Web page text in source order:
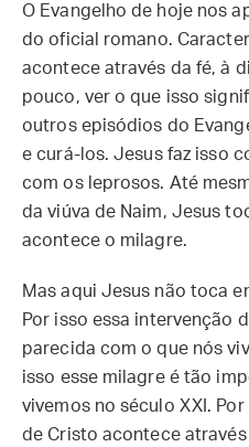
O Evangelho de hoje nos
do oficial romano.
acontece através da fé, à
pouco, ver o que isso
outros episódios do
e curá-los. Jesus faz isso
com os leprosos. Até
da viúva de Naim, Jesus
acontece o milagre.
Mas aqui Jesus não toca
Por isso essa intervenção
parecida com o que nós
isso esse milagre é tão
vivemos no século XXI.
de Cristo acontece